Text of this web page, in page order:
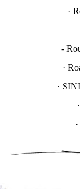
·
-
·
·